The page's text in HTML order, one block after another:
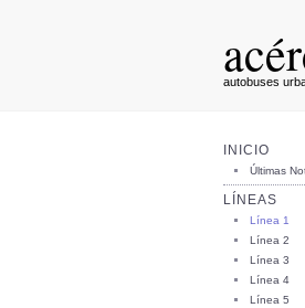
autobuses
INICIO
Últimas
LÍNEAS
Línea 1
Línea 2
Línea 3
Línea 4
Línea 5